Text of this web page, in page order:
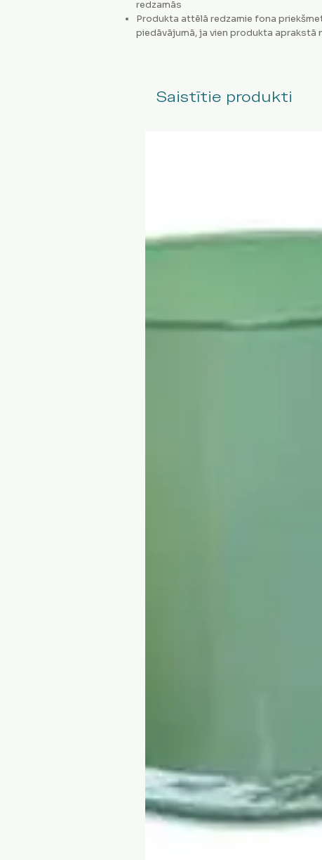
redzamās
Produkta attēlā redzamie fona
piedāvājumā, ja vien produkta aprakstā
Saistītie produkti